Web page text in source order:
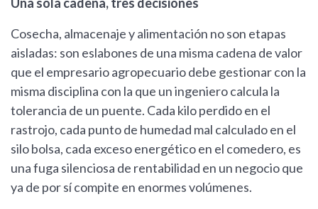
Una sola cadena, tres decisiones
Cosecha, almacenaje y alimentación no son etapas
aisladas: son eslabones de una misma cadena de valor
que el empresario agropecuario debe gestionar con la
misma disciplina con la que un ingeniero calcula la
tolerancia de un puente. Cada kilo perdido en el
rastrojo, cada punto de humedad mal calculado en el
silo bolsa, cada exceso energético en el comedero, es
una fuga silenciosa de rentabilidad en un negocio que
ya de por sí compite en enormes volúmenes.